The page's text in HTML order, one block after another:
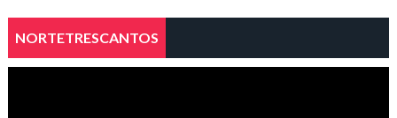
NORTETRESCANTOS